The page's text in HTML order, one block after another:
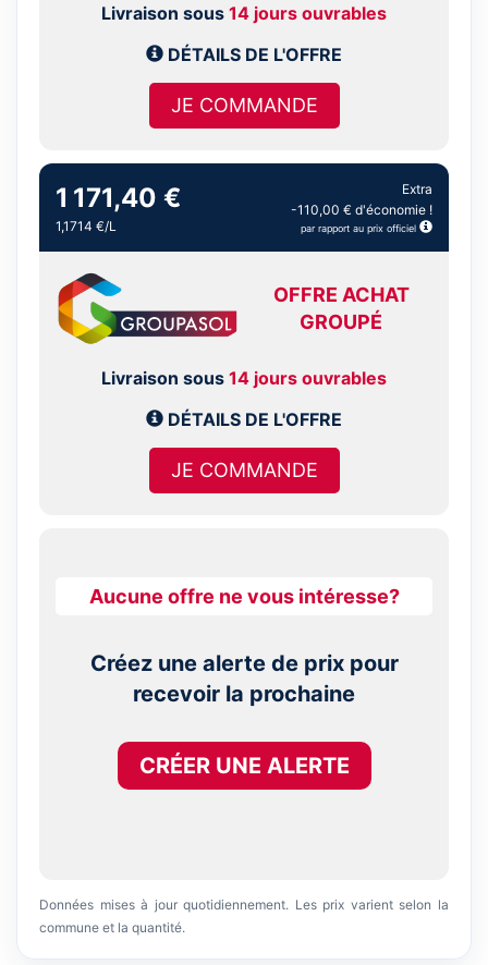
Livraison sous 14 jours ouvrables
DÉTAILS DE L'OFFRE
JE COMMANDE
1 171,40 €
1,1714 €/L
Extra
-110,00 € d'économie !
par rapport au prix officiel
OFFRE ACHAT
GROUPÉ
Livraison sous 14 jours ouvrables
DÉTAILS DE L'OFFRE
JE COMMANDE
Aucune offre ne vous intéresse?
Créez une alerte de prix pour
recevoir la prochaine
CRÉER UNE ALERTE
Données mises à jour quotidiennement. Les prix varient selon la
commune et la quantité.